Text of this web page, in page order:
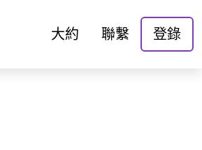
大約 聯繫 登錄